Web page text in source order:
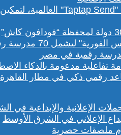
رقمي ذكي في مطار القاهرة